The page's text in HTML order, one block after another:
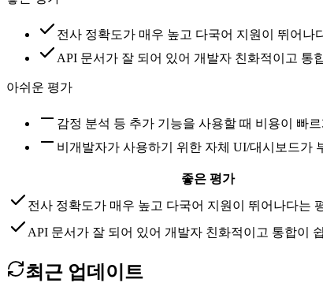
전사 정확도가 매우 높고 다국어 지원이 뛰어나
API 문서가 잘 되어 있어 개발자 친화적이고 통
아쉬운 평가
감정 분석 등 추가 기능을 사용할 때 비용이 빠
비개발자가 사용하기 위한 자체 UI/대시보드가
좋은 평가
전사 정확도가 매우 높고 다국어 지원이 뛰어나다는
API 문서가 잘 되어 있어 개발자 친화적이고 통합이
최근 업데이트